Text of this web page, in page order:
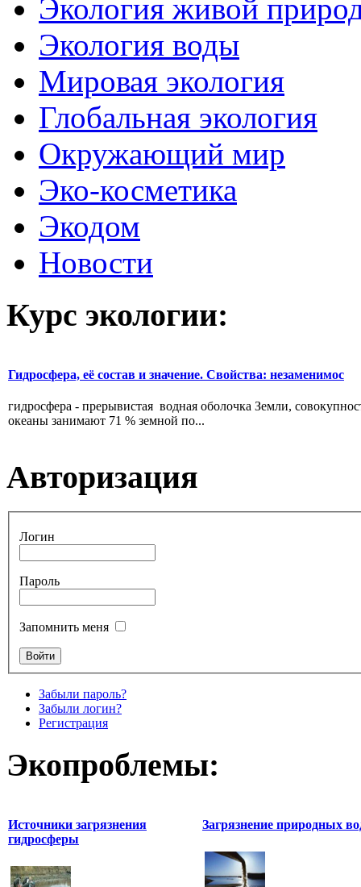
Экология живой
Экология воды
Мировая экология
Глобальная экология
Окружающий мир
Эко-косметика
Экодом
Новости
Курс экологии:
Гидросфера, её состав и значение. Свойства: незаменимос
гидросфера - прерывистая водная оболочка Земли,
океаны занимают 71 % земной по...
Авторизация
Логин
Пароль
Запомнить меня
Забыли пароль?
Забыли логин?
Регистрация
Экопроблемы:
Источники загрязнения
гидросферы
Загрязнение природных